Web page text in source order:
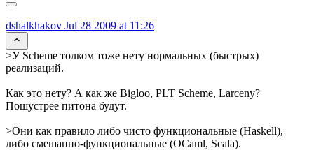
dshalkhakov Jul 28 2009 at 11:26
>У Scheme толком тоже нету нормальных (быстрых)
реализаций.
Как это нету? А как же Bigloo, PLT Scheme, Larceny?
Пошустрее питона будут.
>Они как правило либо чисто функциональные (Haskell),
либо смешанно-функциональные (OCaml, Scala).